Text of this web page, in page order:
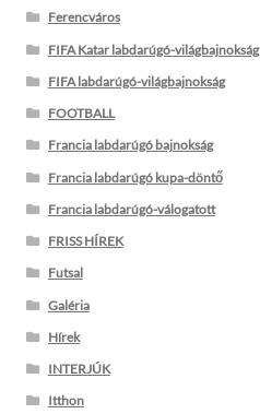
Ferencváros
FIFA Katar labdarúgó-világbajnokság
FIFA labdarúgó-világbajnokság
FOOTBALL
Francia labdarúgó bajnokság
Francia labdarúgó kupa-döntő
Francia labdarúgó-válogatott
FRISS HÍREK
Futsal
Galéria
Hírek
INTERJÚK
Itthon